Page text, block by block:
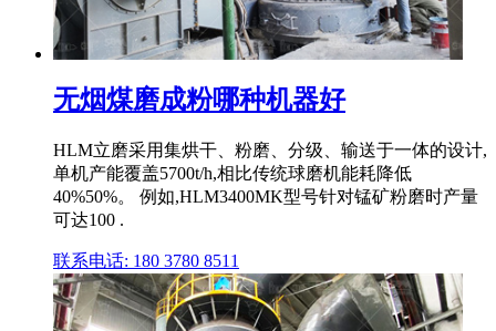
无烟煤磨成粉哪种机器好
HLM立磨采用集烘干、粉磨、分级、输送于一体的设计,
单机产能覆盖5700t/h,相比传统球磨机能耗降低
40%50%。 例如,HLM3400MK型号针对锰矿粉磨时产量
可达100 .
联系电话: 180 3780 8511